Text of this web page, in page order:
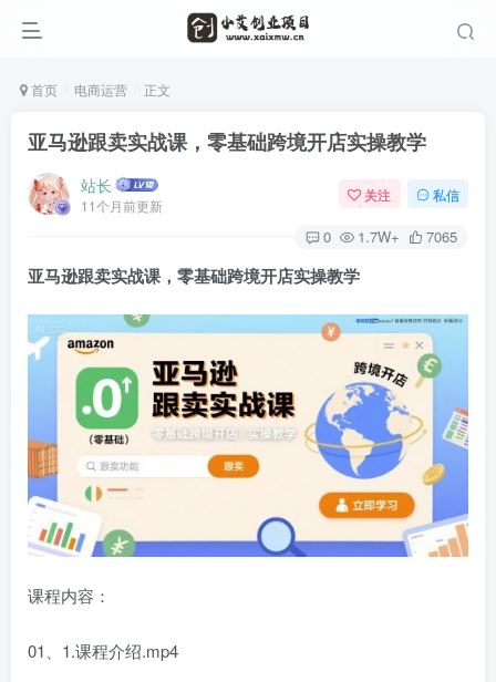
首页 电商运营 正文
亚马逊跟卖实战课，零基础跨境开店实操教学
站长
11个月前更新
关注 私信
0 1.7W+ 7065
亚马逊跟卖实战课 ，零基础跨境开店实操教学
课程内容：
01、1.课程介绍.mp4